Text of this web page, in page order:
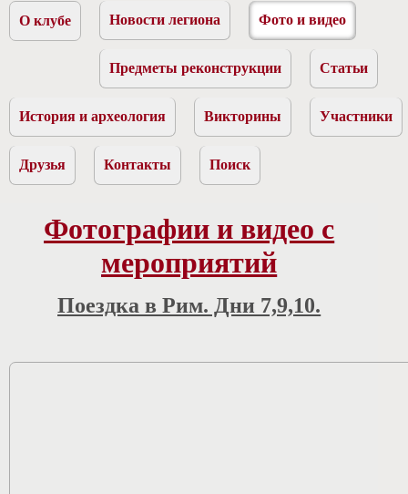
О клубе Новости легиона Фото и видео
Предметы реконструкции Статьи
История и археология Викторины Участники
Друзья Контакты Поиск
Фотографии и видео с
мероприятий
Поездка в Рим. Дни 7,9,10.